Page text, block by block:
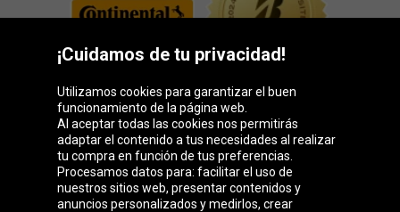
Grupo Oponeo
¡Cuidamos de tu privacidad!
Utilizamos cookies para garantizar el buen
funcionamiento de la página web.
Al aceptar todas las cookies nos permitirás
adaptar el contenido a tus necesidades al realizar
tu compra en función de tus preferencias.
Procesamos datos para: facilitar el uso de
nuestros sitios web, presentar contenidos y
anuncios personalizados y medirlos, crear